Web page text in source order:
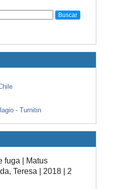
- Turnitin
fuga | Matus
Teresa | 2018 | 2